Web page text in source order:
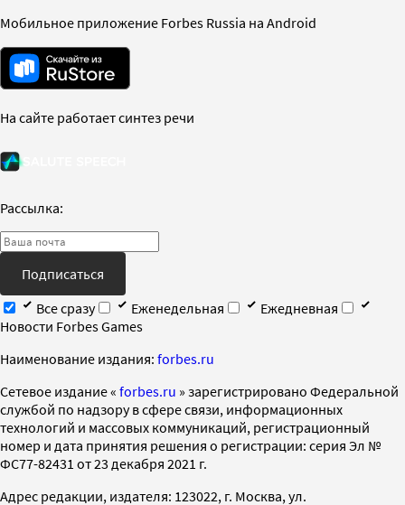
Мобильное приложение Forbes Russia на Android
На сайте работает синтез речи
Рассылка:
Подписаться
Все сразу
Еженедельная
Ежедневная
Новости Forbes Games
Наименование издания: forbes.ru
Cетевое издание « forbes.ru » зарегистрировано Федеральной
службой по надзору в сфере связи, информационных
технологий и массовых коммуникаций, регистрационный
номер и дата принятия решения о регистрации: серия Эл №
ФС77-82431 от 23 декабря 2021 г.
Адрес редакции, издателя: 123022, г. Москва, ул.